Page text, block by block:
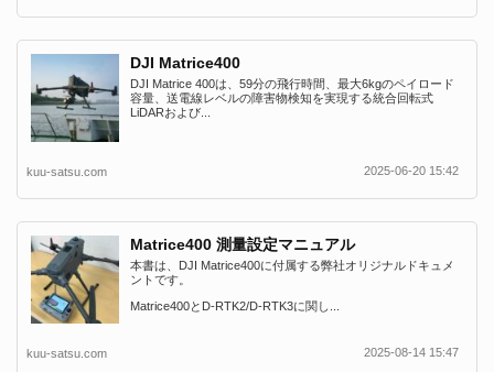
DJI Matrice400
DJI Matrice 400は、59分の飛行時間、最大6kgのペイロード
容量、送電線レベルの障害物検知を実現する統合回転式
LiDARおよび...
kuu-satsu.com 2025-06-20 15:42
Matrice400 測量設定マニュアル
本書は、DJI Matrice400に付属する弊社オリジナルドキュメ
ントです。
Matrice400とD-RTK2/D-RTK3に関し...
kuu-satsu.com 2025-08-14 15:47